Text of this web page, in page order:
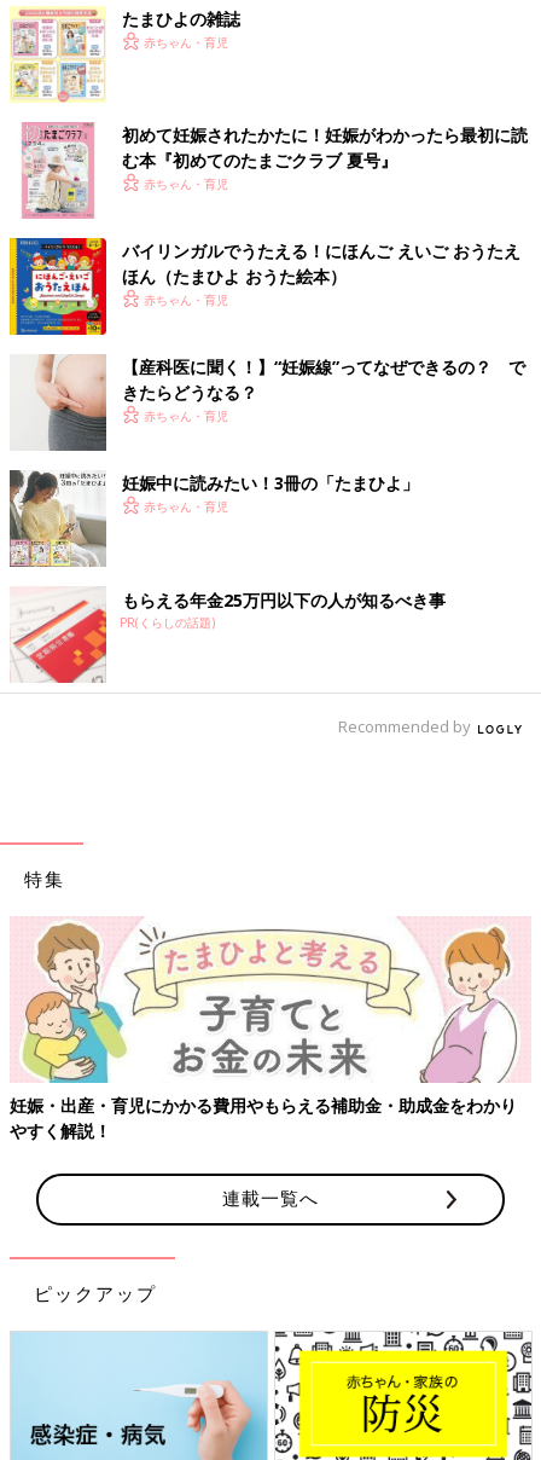
たまひよの雑誌
赤ちゃん・育児
初めて妊娠されたかたに！妊娠がわかったら最初に読
む本『初めてのたまごクラブ 夏号』
赤ちゃん・育児
バイリンガルでうたえる！にほんご えいご おうたえ
ほん（たまひよ おうた絵本）
赤ちゃん・育児
【産科医に聞く！】“妊娠線”ってなぜできるの？ で
きたらどうなる？
赤ちゃん・育児
妊娠中に読みたい！3冊の「たまひよ」
赤ちゃん・育児
もらえる年金25万円以下の人が知るべき事
PR(くらしの話題)
Recommended by
特集
妊娠・出産・育児にかかる費用やもらえる補助金・助成金をわかり
やすく解説！
連載一覧へ
ピックアップ